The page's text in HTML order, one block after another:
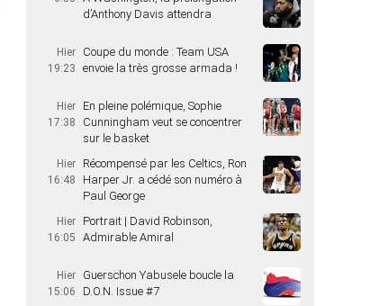
d’Anthony Davis attendra
Hier
19:23
Coupe du monde : Team USA
envoie la très grosse armada !
Hier
17:38
En pleine polémique, Sophie
Cunningham veut se concentrer
sur le basket
Hier
16:48
Récompensé par les Celtics, Ron
Harper Jr. a cédé son numéro à
Paul George
Hier
16:05
Portrait | David Robinson,
Admirable Amiral
Hier
15:06
Guerschon Yabusele boucle la
D.O.N. Issue #7